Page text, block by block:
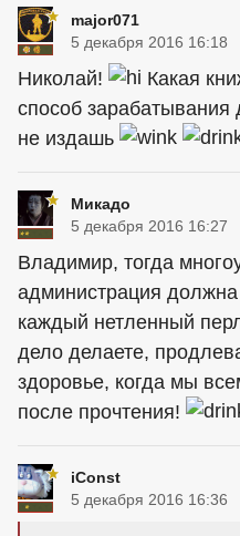
major071
5 декабря 2016 16:18
Николай!
Какая
способ зарабатывания
не издашь
Микадо
5 декабря 2016 16:27
Владимир, тогда
администрация
каждый нетленный
дело делаете,
здоровье, когда мы
после прочтения!
iConst
5 декабря 2016 16:36